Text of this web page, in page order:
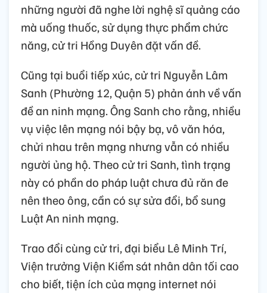
những người đã nghe lời nghệ sĩ quảng cáo
mà uống thuốc, sử dụng thực phẩm chức
năng, cử tri Hồng Duyên đặt vấn đề.
Cũng tại buổi tiếp xúc, cử tri Nguyễn Lâm
Sanh (Phường 12, Quận 5) phản ánh về vấn
đề an ninh mạng. Ông Sanh cho rằng, nhiều
vụ việc lên mạng nói bậy bạ, vô văn hóa,
chửi nhau trên mạng nhưng vẫn có nhiều
người ủng hộ. Theo cử tri Sanh, tình trạng
này có phần do pháp luật chưa đủ răn đe
nên theo ông, cần có sự sửa đổi, bổ sung
Luật An ninh mạng.
Trao đổi cùng cử tri, đại biểu Lê Minh Trí,
Viện trưởng Viện Kiểm sát nhân dân tối cao
cho biết, tiện ích của mạng internet nói